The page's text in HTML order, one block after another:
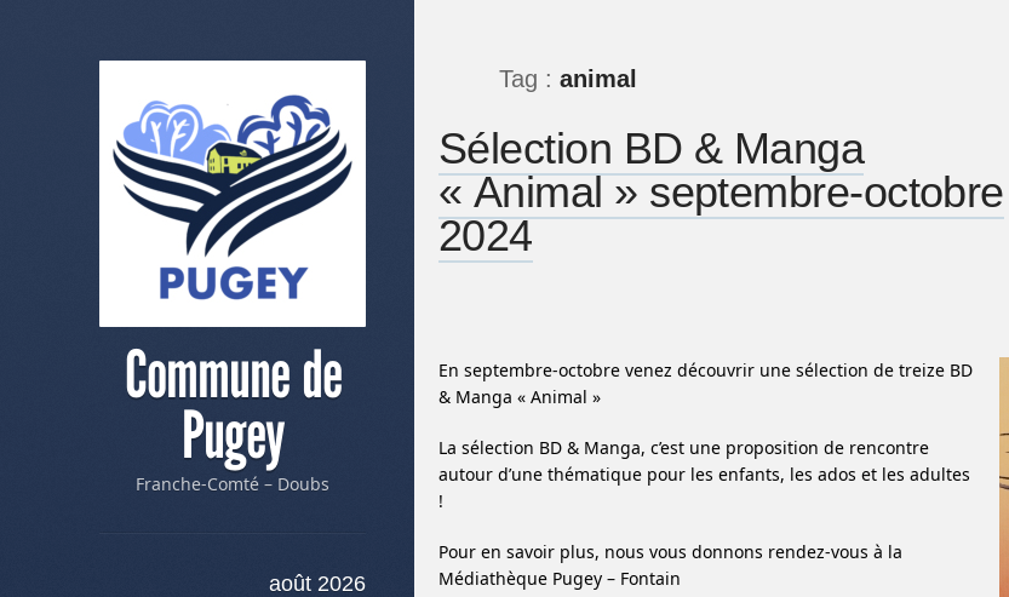
Commune de
Pugey
Franche-Comté – Doubs
août 2026
Tag : animal
Sélection BD & Manga
« Animal » septembre-octobre
2024
En septembre-octobre venez découvrir une sélection de treize BD
& Manga « Animal »
La sélection BD & Manga, c’est une proposition de rencontre
autour d’une thématique pour les enfants, les ados et les adultes
!
Pour en savoir plus, nous vous donnons rendez-vous à la
Médiathèque Pugey – Fontain